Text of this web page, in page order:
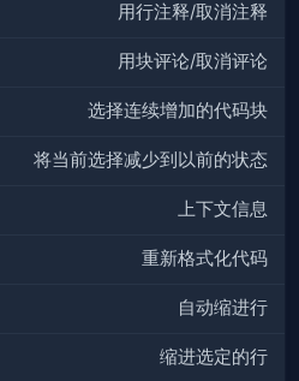
用行注释/取消注释
用块评论/取消评论
选择连续增加的代码块
将当前选择减少到以前的状态
上下文信息
重新格式化代码
自动缩进行
缩进选定的行